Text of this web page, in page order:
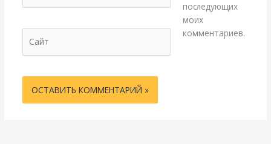
последующих
моих
комментариев.